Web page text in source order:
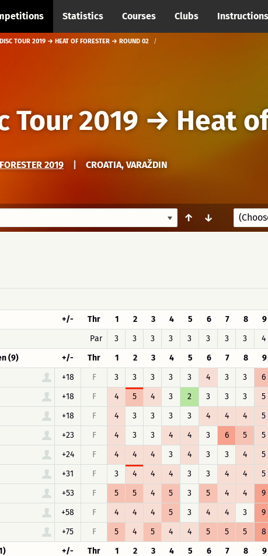
Statistics Courses Clubs Instructions
TOUR 2019 → HEAT OF FORESTER → ROUND 02
Tour 2019 → Heat
2019 CROATIA, VARAŽDIN
↑ ↓
+/- Thr 1 2 3 4 5 6 7 8 9
Par
3 3 3 3 3 3 3 3 4
(9)
+/- Thr 1 2 3 4 5 6 7 8 9
+18 F 3 3 3 3 3 4 3 3 6
+18 F 4 5 4 3 2 3 3 3 5
+18 F 4 3 3 3 3 4 4 4 5
+23 F 4 3 3 4 4 3 6 5 5
+24 F 4 4 4 3 4 3 3 4 5
+31 F 3 4 4 4 3 3 4 4 5
+53 F 5 5 4 5 3 5 4 4 9
+58 F 4 4 4 5 3 4 4 3 9
+75 F 5 4 5 4 4 5 5 5 8
+/- Thr 1 2 3 4 5 6 7 8 9